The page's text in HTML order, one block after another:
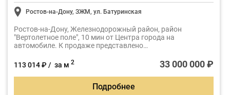
Ростов-на-Дону, ЗЖМ, ул. Батуринская
Ростов-на-Дону, Железнодорожный район, район
"Вертолетное поле", 10 мин от Центра города на
автомобиле. К продаже представлено
современными, востребованными архитектурными
стандартами.
113 014 ₽ / за м 2 33 000 000 ₽
Подробнее